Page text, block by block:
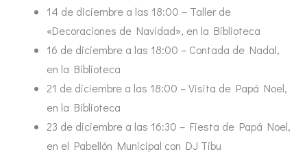
14 de diciembre a las 18:00 – Taller de
«Decoraciones de Navidad», en la Biblioteca
16 de diciembre a las 18:00 – Contada de Nadal,
en la Biblioteca
21 de diciembre a las 18:00 – Visita de Papá Noel,
en la Biblioteca
23 de diciembre a las 16:30 – Fiesta de Papá Noel,
en el Pabellón Municipal con DJ Tibu